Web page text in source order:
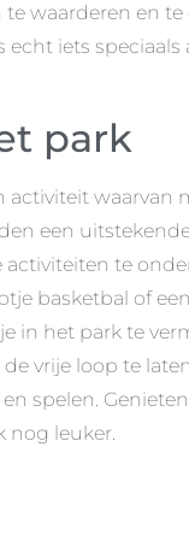
waarderen en
echt iets
park
activiteit
een
activiteiten te
basketbal of
in het park te
vrije loop te
spelen.
nog leuker.